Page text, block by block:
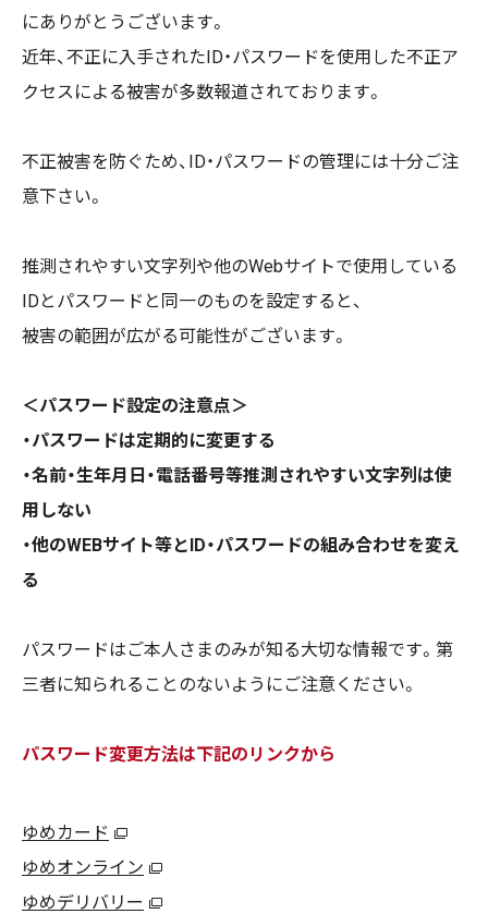
にありがとうございます。
近年、不正に入手されたID・パスワードを使用した不正ア
クセスによる被害が多数報道されております。
不正被害を防ぐため、ID・パスワードの管理には十分ご注
意下さい。
推測されやすい文字列や他のWebサイトで使用している
IDとパスワードと同一のものを設定すると、
被害の範囲が広がる可能性がございます。
＜パスワード設定の注意点＞
・パスワードは定期的に変更する
・名前・生年月日・電話番号等推測されやすい文字列は使
用しない
・他のWEBサイト等とID・パスワードの組み合わせを変え
る
パスワードはご本人さまのみが知る大切な情報です。第
三者に知られることのないようにご注意ください。
パスワード変更方法は下記のリンクから
ゆめカード
ゆめオンライン
ゆめデリバリー